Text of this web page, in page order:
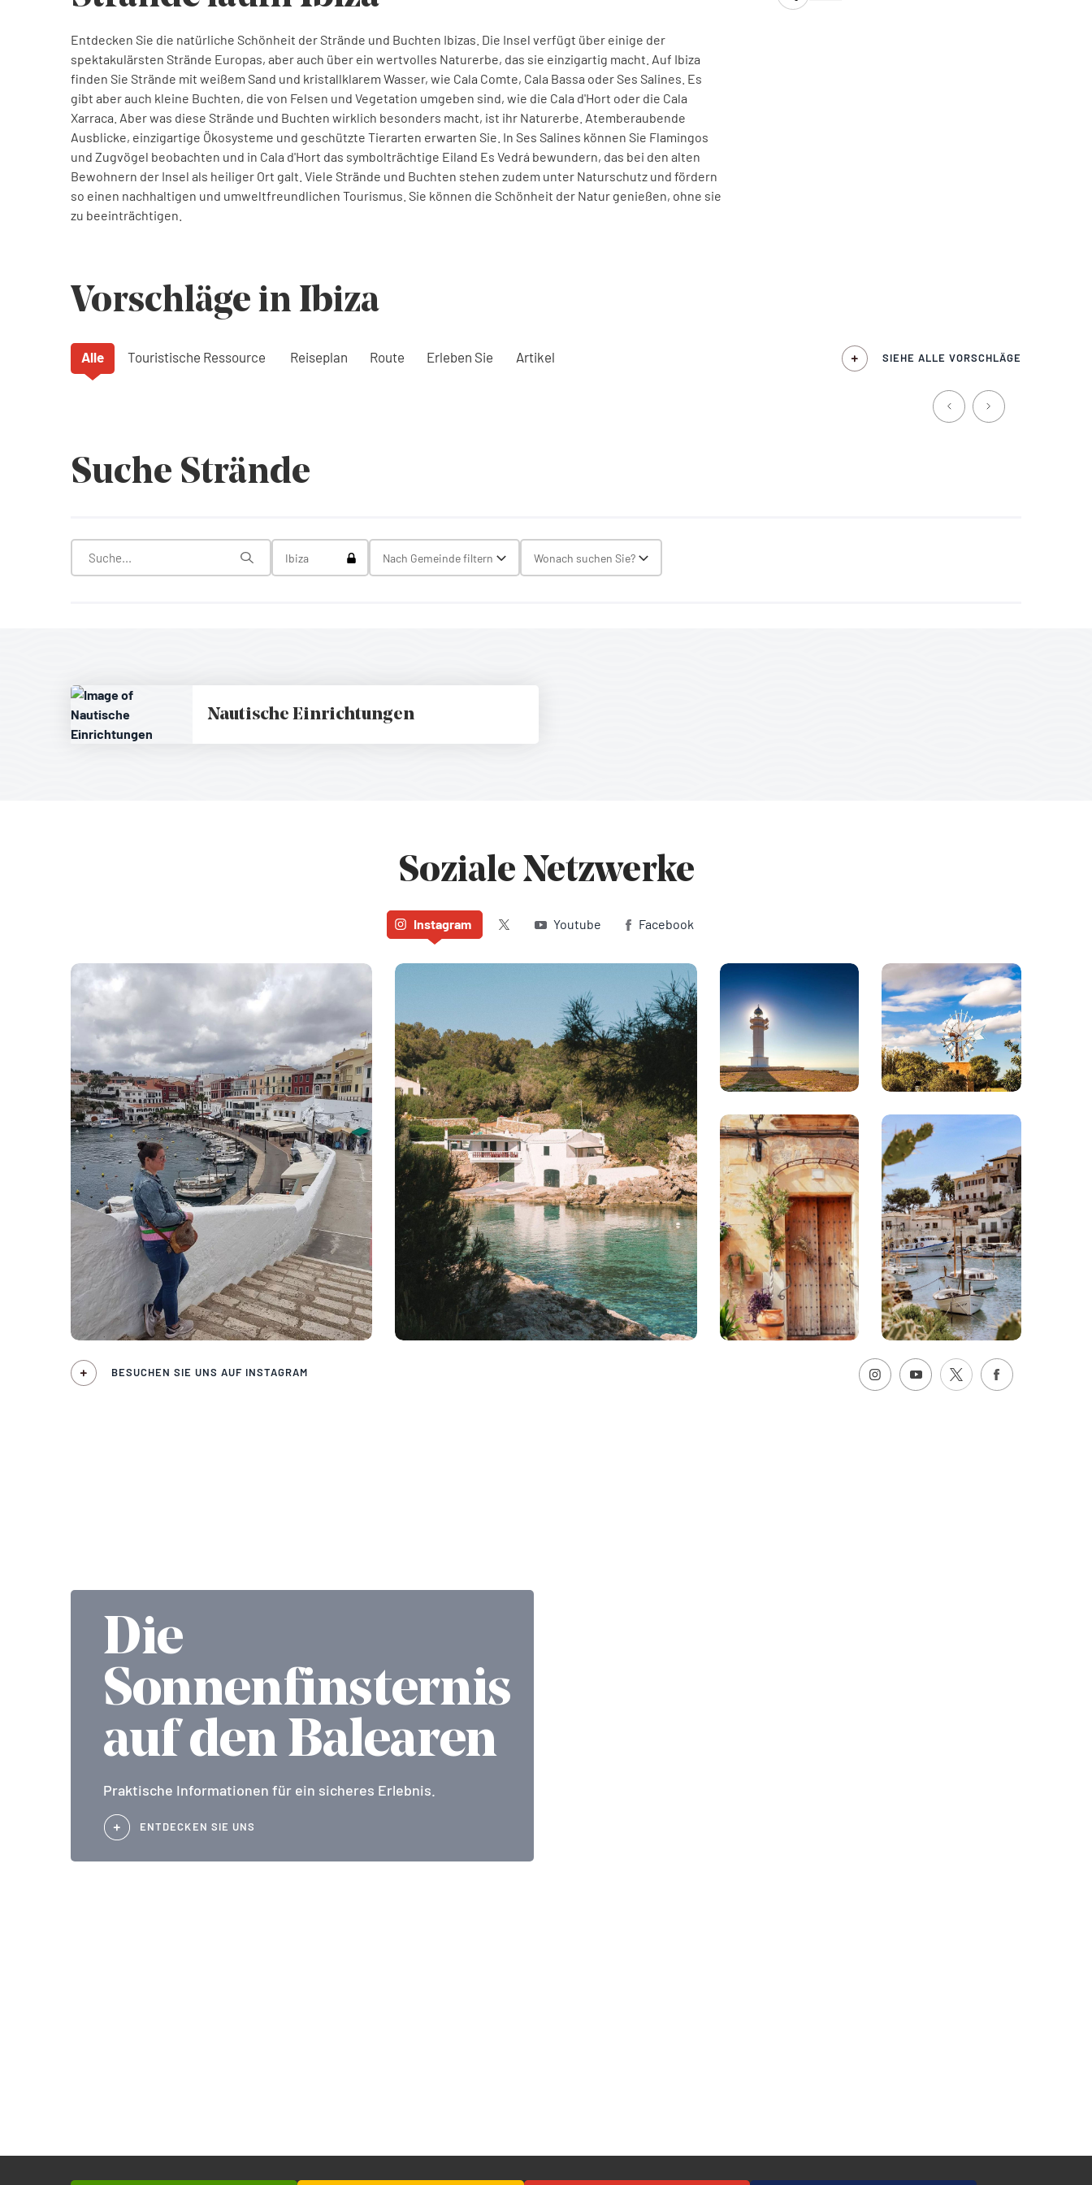
Entdecken Sie die natürliche Schönheit der Strände und Buchten Ibizas. Die Insel verfügt über einige der
spektakulärsten Strände Europas, aber auch über ein wertvolles Naturerbe, das sie einzigartig macht. Auf Ibiza
finden Sie Strände mit weißem Sand und kristallklarem Wasser, wie Cala Comte, Cala Bassa oder Ses Salines. Es
gibt aber auch kleine Buchten, die von Felsen und Vegetation umgeben sind, wie die Cala d'Hort oder die Cala
Xarraca. Aber was diese Strände und Buchten wirklich besonders macht, ist ihr Naturerbe. Atemberaubende
Ausblicke, einzigartige Ökosysteme und geschützte Tierarten erwarten Sie. In Ses Salines können Sie Flamingos
und Zugvögel beobachten und in Cala d'Hort das symbolträchtige Eiland Es Vedrá bewundern, das bei den alten
Bewohnern der Insel als heiliger Ort galt. Viele Strände und Buchten stehen zudem unter Naturschutz und fördern
so einen nachhaltigen und umweltfreundlichen Tourismus. Sie können die Schönheit der Natur genießen, ohne sie
zu beeinträchtigen.
Vorschläge in Ibiza
Alle Touristische Ressource Reiseplan Route Erleben Sie Artikel SIEHE ALLE VORSCHLÄGE
Suche Strände
Toggle Select
Ibiza Toggle Select
Nach Gemeinde filtern Toggle Select
Wonach suchen Sie?
Nautische Einrichtungen
Soziale Netzwerke
Instagram Twitter (X)Youtube Facebook
BESUCHEN SIE UNS AUF INSTAGRAM
Die
Sonnenfinsternis
auf den Balearen
Praktische Informationen für ein sicheres Erlebnis.
ENTDECKEN SIE UNS